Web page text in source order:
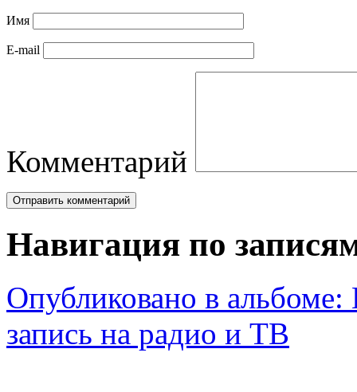
Имя
E-mail
Комментарий
Навигация по
Опубликовано в альбоме:
запись на радио и ТВ